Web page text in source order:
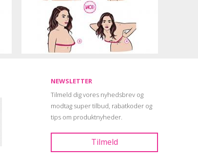
NEWSLETTER
Tilmeld dig vores nyhedsbrev og
modtag super tilbud, rabatkoder og
tips om produktnyheder.